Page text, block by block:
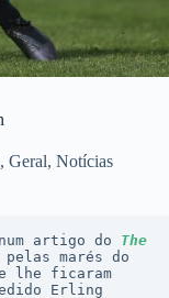
, Geral, Notícias
artigo do The
marés do
lhe ficaram
Erling